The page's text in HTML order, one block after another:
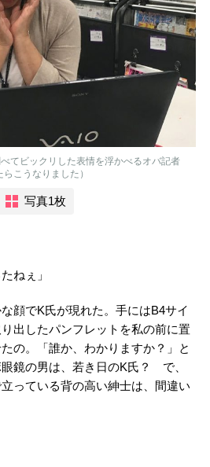
てビックリした表情を浮かべるオバ記者
こうなりました）
写真1枚
ねぇ」
顔でK氏が現れた。手にはB4サイ
出したパンフレットを私の前に置
の。「誰か、わかりますか？」と
鏡の男は、若き日のK氏？ で、
っている背の高い紳士は、間違い